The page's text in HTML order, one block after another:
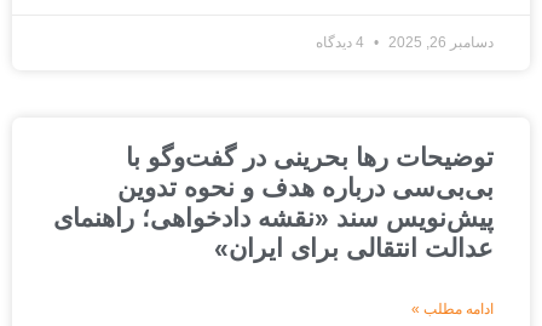
دسامبر 26, 2025 4 دیدگاه
توضیحات رها بحرینی در گفت‌وگو با
بی‌بی‌سی درباره هدف و نحوه تدوین
پیش‌نویس سند «نقشه دادخواهی؛ راهنمای
عدالت انتقالی برای ایران»
ادامه مطلب »